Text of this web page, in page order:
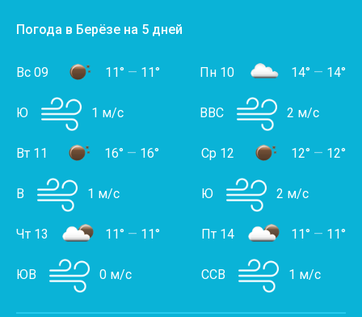
Погода в Берёзе на 5 дней
Вс 09 11° — 11°
Ю 1 м/с
Пн 10 14° — 14°
ВВС 2 м/с
Вт 11 16° — 16°
В 1 м/с
Ср 12 12° — 12°
Ю 2 м/с
Чт 13 11° — 11°
ЮВ 0 м/с
Пт 14 11° — 11°
ССВ 1 м/с